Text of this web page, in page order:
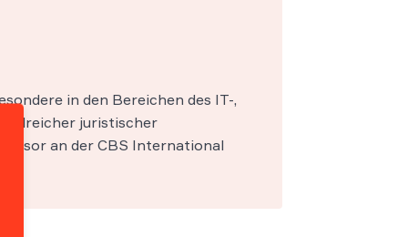
in den Bereichen des IT-,
juristischer
an der CBS International